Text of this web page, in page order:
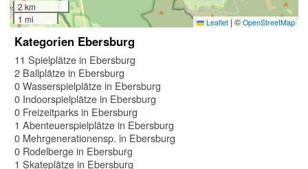
2 km
1 mi
Leaflet | © OpenStreetMap
Kategorien Ebersburg
11 Spielplätze in Ebersburg
2 Ballplätze in Ebersburg
0 Wasserspielplätze in Ebersburg
0 Indoorspielplätze in Ebersburg
0 Freizeitparks in Ebersburg
1 Abenteuerspielplätze in Ebersburg
0 Mehrgenerationensp. in Ebersburg
0 Rodelberge in Ebersburg
1 Skateplätze in Ebersburg